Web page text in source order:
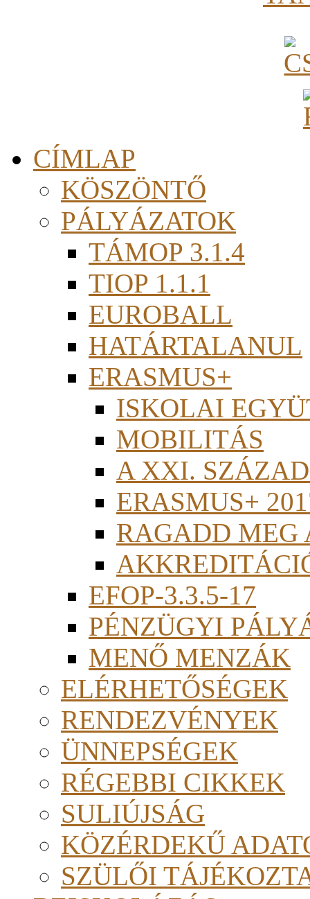
CÍMLAP
KÖSZÖNTŐ
PÁLYÁZATOK
TÁMOP 3.1.4
TIOP 1.1.1
EUROBALL
HATÁRTALANUL
ERASMUS+
ISKOLAI
MOBILITÁS
A XXI.
ERASMUS+
RAGADD MEG
EFOP-3.3.5-17
PÉNZÜGYI
MENŐ MENZÁK
ELÉRHETŐSÉGEK
RENDEZVÉNYEK
ÜNNEPSÉGEK
RÉGEBBI CIKKEK
SULIÚJSÁG
KÖZÉRDEKŰ
SZÜLŐI